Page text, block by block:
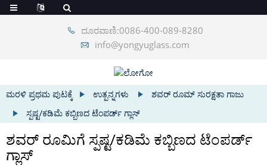
ದೂರವಾಣಿ:0086-400-089-8280
info@yongyuglass.com
ಮರಳಿ ಪ್ರಥಮ ಪುಟಕ್ಕೆ ಉತ್ಪನ್ನಗಳು
ಶವರ್ ರೂಮ್ ಸುರಕ್ಷತಾ ಗಾಜು
ಸ್ಪಷ್ಟ/ಕಡಿಮೆ ಕಬ್ಬಿಣದ ಟೆಂಪರ್ಡ್ ಗ್ಲಾಸ್
ಶವರ್ ರೂಮಿಗೆ ಸ್ಪಷ್ಟ/ಕಡಿಮೆ ಕಬ್ಬಿಣದ ಟೆಂಪರ್ಡ್
ಗ್ಲಾಸ್